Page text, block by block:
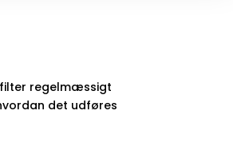
regelmæssigt
det udføres